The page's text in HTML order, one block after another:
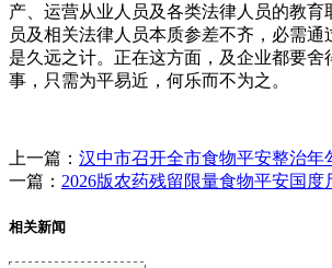
产、运营从业人员及各类法律人员的教育
员及相关法律人员本质参差不齐，必需通
是久远之计。正在这方面，及企业都要舍
事，只需为平易近，何乐而不为之。
上一篇： 汉中市召开全市食物平安整治年
一篇： 2026版农药残留限量食物平安国度
相关新闻